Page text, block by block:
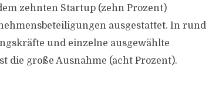
zehnten Startup (zehn Prozent)
ausgestattet. In rund
und einzelne ausgewählte
die große Ausnahme (acht Prozent).